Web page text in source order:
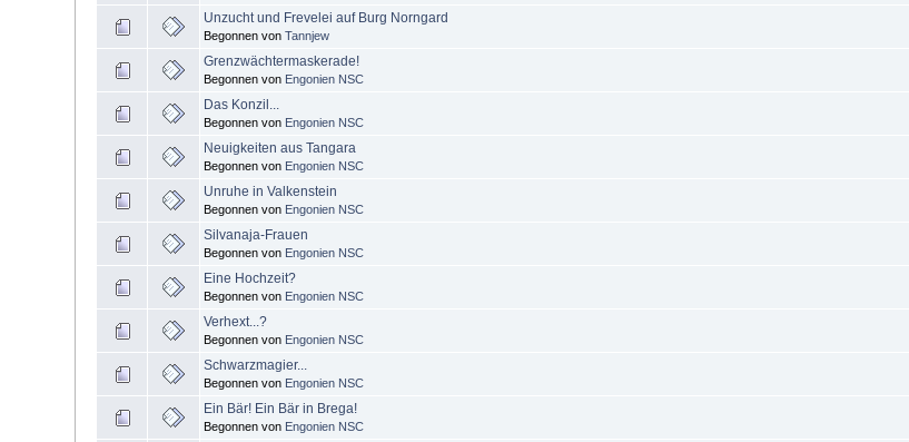
Unzucht und Frevelei auf Burg Norngard
Begonnen vonTannjew
Grenzwächtermaskerade!
Begonnen von Engonien NSC
Das Konzil...
Begonnen von Engonien NSC
Neuigkeiten aus Tangara
Begonnen von Engonien NSC
Unruhe in Valkenstein
Begonnen von Engonien NSC
Silvanaja-Frauen
Begonnen von Engonien NSC
Eine Hochzeit?
Begonnen von Engonien NSC
Verhext...?
Begonnen von Engonien NSC
Schwarzmagier...
Begonnen von Engonien NSC
Ein Bär! Ein Bär in Brega!
Begonnen von Engonien NSC